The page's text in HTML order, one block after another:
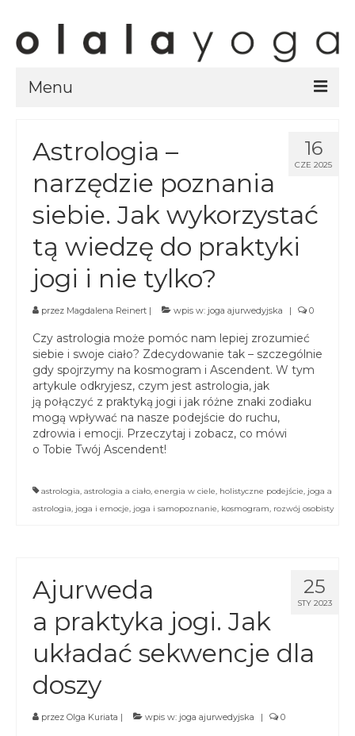
Menu
strony sklepu
kursy
ubrania olalayoga
Olala Studio
Szczecin
Kursy
specjalistyczne
Grafik
spotkania online
Blog
artykuły i video
Zaloguj
platforma kursowa
16
CZE 2025
Astrologia –
narzędzie poznania
siebie. Jak wykorzystać
tą wiedzę do praktyki
jogi i nie tylko?
przez Magdalena Reinert | wpis w: joga ajurwedyjska | 0
Czy astrologia może pomóc nam lepiej zrozumieć
siebie i swoje ciało? Zdecydowanie tak – szczególnie
gdy spojrzymy na kosmogram i Ascendent. W tym
artykule odkryjesz, czym jest astrologia, jak
ją połączyć z praktyką jogi i jak różne znaki zodiaku
mogą wpływać na nasze podejście do ruchu,
zdrowia i emocji. Przeczytaj i zobacz, co mówi
o Tobie Twój Ascendent!
astrologia astrologia a ciało energia w ciele holistyczne podejście joga a
astrologia joga i emocje joga i samopoznanie kosmogram rozwój osobisty
25
STY 2023
Ajurweda
a praktyka jogi. Jak
układać sekwencje dla
doszy
przez Olga Kuriata | wpis w: joga ajurwedyjska | 0